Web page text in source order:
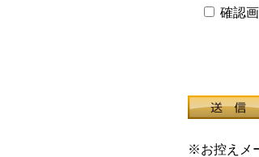
確認
※お控えメ